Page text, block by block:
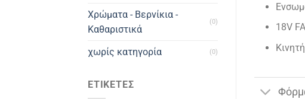
Χρώματα - Βερνίκια -
Καθαριστικά
(0)
χωρίς κατηγορία (0)
ΕΤΙΚΈΤΕΣ
18V